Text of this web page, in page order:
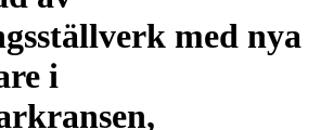
med nya
i